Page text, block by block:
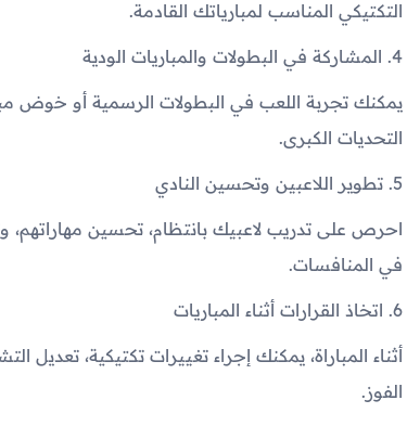
التكتيكي المناسب لمبارياتك القادمة.
4. المشاركة في البطولات والمباريات الودية
يمكنك تجربة اللعب في البطولات الرسمية أو خوض
التحديات الكبرى.
5. تطوير اللاعبين وتحسين النادي
احرص على تدريب لاعبيك بانتظام، تحسين
في المنافسات.
6. اتخاذ القرارات أثناء المباريات
أثناء المباراة، يمكنك إجراء تغييرات تكتيكية، تعديل
الفوز.